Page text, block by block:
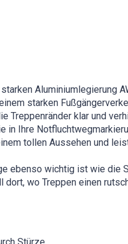
Aluminiumlegierung
starken
klar und
in Ihre
tollen Aussehen und
ebenso wichtig ist wie
dort, wo Treppen einen